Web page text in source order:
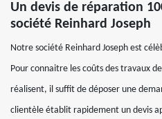
Un devis de réparation
société Reinhard Joseph
Notre société Reinhard Joseph est
Pour connaitre les coûts des travaux
réalisent, il suffit de déposer une
clientèle établit rapidement un devis